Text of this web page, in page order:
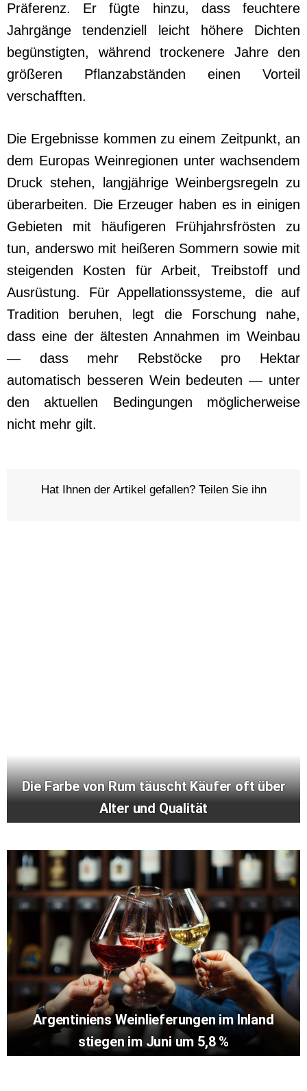
Präferenz. Er fügte hinzu, dass feuchtere
Jahrgänge tendenziell leicht höhere Dichten
begünstigten, während trockenere Jahre den
größeren Pflanzabständen einen Vorteil
verschafften.
Die Ergebnisse kommen zu einem Zeitpunkt, an
dem Europas Weinregionen unter wachsendem
Druck stehen, langjährige Weinbergsregeln zu
überarbeiten. Die Erzeuger haben es in einigen
Gebieten mit häufigeren Frühjahrsfrösten zu
tun, anderswo mit heißeren Sommern sowie mit
steigenden Kosten für Arbeit, Treibstoff und
Ausrüstung. Für Appellationssysteme, die auf
Tradition beruhen, legt die Forschung nahe,
dass eine der ältesten Annahmen im Weinbau
— dass mehr Rebstöcke pro Hektar
automatisch besseren Wein bedeuten — unter
den aktuellen Bedingungen möglicherweise
nicht mehr gilt.
Hat Ihnen der Artikel gefallen? Teilen Sie ihn
Die Farbe von Rum täuscht Käufer oft über
Alter und Qualität
Argentiniens Weinlieferungen im Inland
stiegen im Juni um 5,8 %